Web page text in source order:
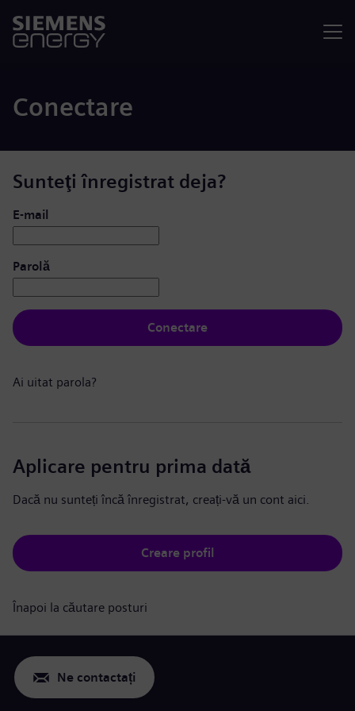
Conectare
Sunteţi înregistrat deja?
Conectare: utilizator și parolă
E-mail
Parolă
Conectare
Ai uitat parola?
Aplicare pentru prima dată
Dacă nu sunteți încă înregistrat, creați-vă un cont aici.
Creare profil
Înapoi la căutare posturi
Ne contactați